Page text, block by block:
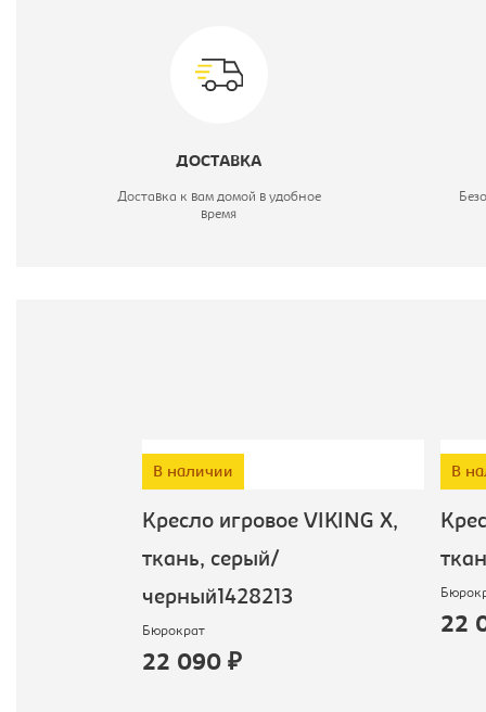
ДОСТАВКА
Доставка к вам домой в удобное
время
В наличии
Кресло игровое VIKING X,
ткань, серый/
черный1428213
Бюрократ
22 090 ₽
В
22